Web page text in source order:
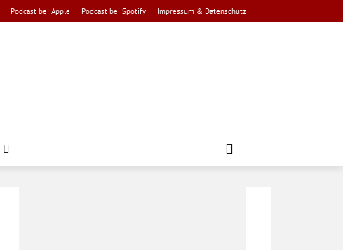
Podcast bei Apple Podcast bei Spotify Impressum & Datenschutz